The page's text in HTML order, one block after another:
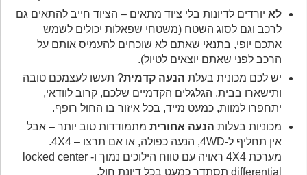
לאיורדים לדיונות בלי ציוד מתאים – הציוד חייב להתאים גם
לרכב וגם לסוג השטח (משטחי שפאלות יכולים לשמש
אתכם יופי, בתנאי שאתם לא שוכחים להעמיס אותם על
הרכב לפני שאתם יוצאים לטיול).
יש לכם מכונית בעלתהנעה קדמית? תעשו לעצמכם טובה
ותישארו בבית. הגלגלים הקדמיים שלכם, קרוב לוודאי,
יתחפרו למוות, כמעט מייד, בכל איזור בו החול רופף.
מכוניות בעלותהנעה אחוריתמתמודדות טוב יותר – אבל
אין תחליף ל-4WD, הנעה כפולה, או אם תרצו – 4X4.
מערכת 4X4 ראויה עם טווח הילוכים נמוך ו- locked center
differential תסתדר כמעט בכל דיונת חול.